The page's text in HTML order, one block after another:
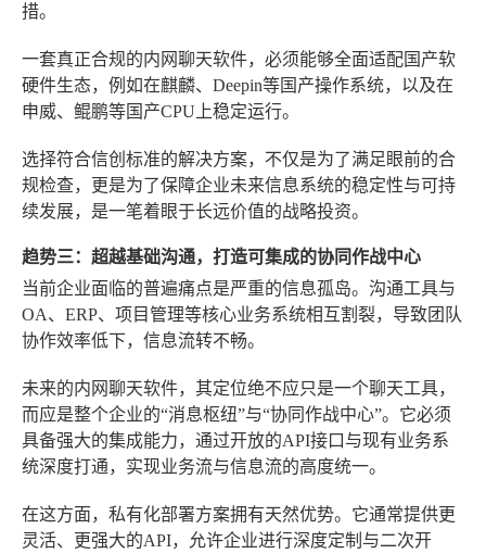
措。
一套真正合规的内网聊天软件，必须能够全面适配国产软
硬件生态，例如在麒麟、Deepin等国产操作系统，以及在
申威、鲲鹏等国产CPU上稳定运行。
选择符合信创标准的解决方案，不仅是为了满足眼前的合
规检查，更是为了保障企业未来信息系统的稳定性与可持
续发展，是一笔着眼于长远价值的战略投资。
趋势三：超越基础沟通，打造可集成的协同作战中心
当前企业面临的普遍痛点是严重的信息孤岛。沟通工具与
OA、ERP、项目管理等核心业务系统相互割裂，导致团队
协作效率低下，信息流转不畅。
未来的内网聊天软件，其定位绝不应只是一个聊天工具，
而应是整个企业的“消息枢纽”与“协同作战中心”。它必须
具备强大的集成能力，通过开放的API接口与现有业务系
统深度打通，实现业务流与信息流的高度统一。
在这方面，私有化部署方案拥有天然优势。它通常提供更
灵活、更强大的API，允许企业进行深度定制与二次开